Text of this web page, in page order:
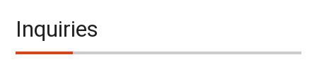
Inquiries